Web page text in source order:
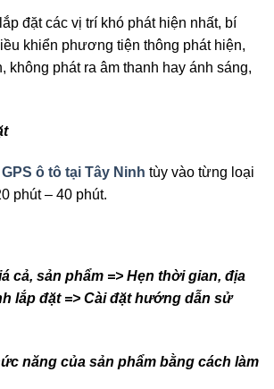
đặt các vị trí khó phát hiện nhất, bí
khiển phương tiện thông phát hiện,
không phát ra âm thanh hay ánh sáng,
GPS ô tô tại Tây Ninh tùy vào từng loại
phút – 40 phút.
cả, sản phẩm => Hẹn thời gian, địa
lắp đặt => Cài đặt hướng dẫn sử
năng của sản phẩm bằng cách làm